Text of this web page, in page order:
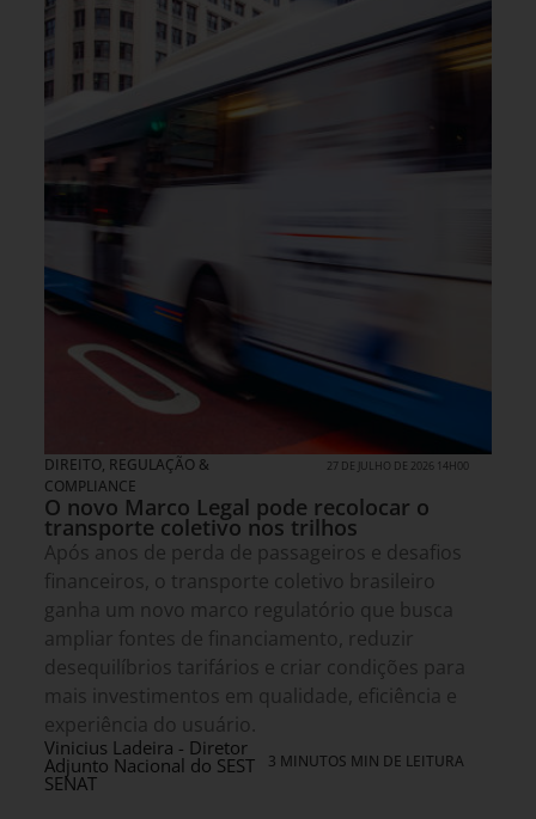
DIREITO, REGULAÇÃO &
COMPLIANCE
27 DE JULHO DE 2026 14H00
O novo Marco Legal pode recolocar o
transporte coletivo nos trilhos
Após anos de perda de passageiros e desafios
financeiros, o transporte coletivo brasileiro
ganha um novo marco regulatório que busca
ampliar fontes de financiamento, reduzir
desequilíbrios tarifários e criar condições para
mais investimentos em qualidade, eficiência e
experiência do usuário.
Vinicius Ladeira - Diretor
Adjunto Nacional do SEST
SENAT
3 MINUTOS MIN DE LEITURA